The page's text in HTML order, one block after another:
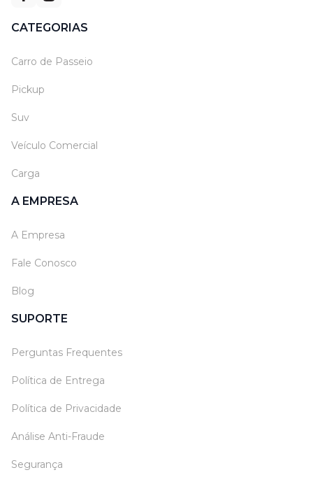
CATEGORIAS
Carro de Passeio
Pickup
Suv
Veículo Comercial
Carga
A EMPRESA
A Empresa
Fale Conosco
Blog
SUPORTE
Perguntas Frequentes
Política de Entrega
Política de Privacidade
Análise Anti-Fraude
Segurança